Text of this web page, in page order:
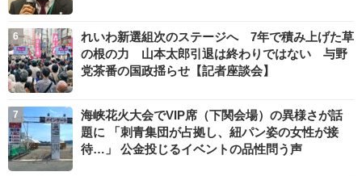
れいわ新選組次のステージへ 7年で積み上げた草
の根の力 山本太郎引退は終わりではない 与野
党茶番の国政揺らせ【記者座談会】
海峡花火大会でVIP席（下関会場）の異様さが話
題に 「刺青集団が占拠し、紐パン姿の女性が接
待…」 公金投じるイベントの品性問う声